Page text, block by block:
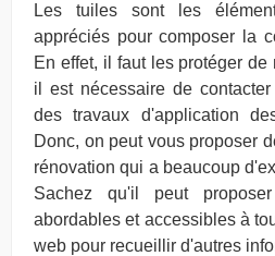
Les tuiles sont les
appréciés pour composer la
En effet, il faut les protéger de
il est nécessaire de
des travaux d'application
Donc, on peut vous proposer
rénovation qui a beaucoup
Sachez qu'il peut
abordables et accessibles à
web pour recueillir d'autres